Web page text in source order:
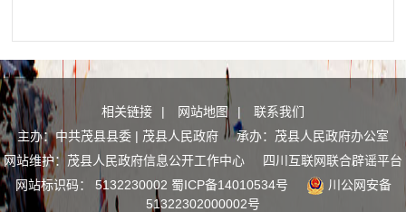
相关链接 | 网站地图 |
联系我们
主办：中共茂县县委 | 茂县人民政府 承办：茂县人民政府办公室
网站维护：茂县人民政府信息公开工作中心
四川互联网联合辟谣平台
网站标识码： 5132230002 蜀ICP备14010534号
川公网安备
51322302000002号